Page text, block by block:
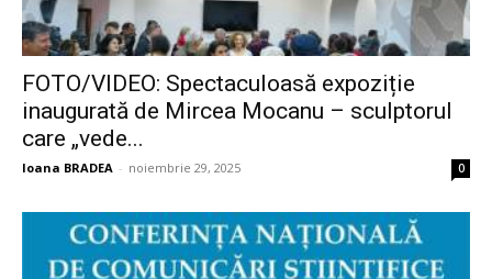
FOTO/VIDEO: Spectaculoasă expoziție
inaugurată de Mircea Mocanu – sculptorul
care „vede...
Ioana BRADEA - noiembrie 29, 2025 0